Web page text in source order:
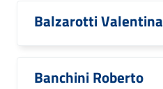
Balzarotti Valentina
Banchini Roberto